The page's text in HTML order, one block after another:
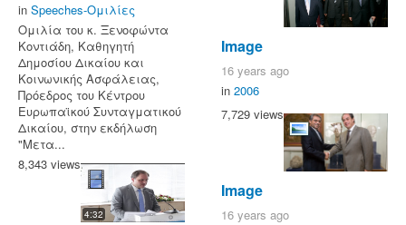
in Speeches-Ομιλίες
Ομιλία του κ. Ξενοφώντα
Κοντιάδη, Καθηγητή
Δημοσίου Δικαίου και
Κοινωνικής Ασφάλειας,
Πρόεδρος του Κέντρου
Ευρωπαϊκού Συνταγματικού
Δικαίου, στην εκδήλωση
"Μετα...
8,343 views
4:32
Image
16 years ago
in 2006
7,729 views
Image
16 years ago